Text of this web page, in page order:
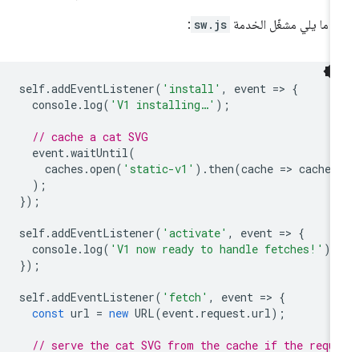
ما يلي مشغّل الخدمة sw.js
:
self.addEventListener('install', event =
console.log( 'V1 installing…'
// cache a cat SVG
event.waitUntil
caches.open('static-v1').then(cache => cache
self.addEventListener('activate', event =
console.log( 'V1 now ready to handle fetches!'
self.addEventListener('fetch', event =
const
url = new URL(event.request. url
// serve the cat SVG from the cache if the